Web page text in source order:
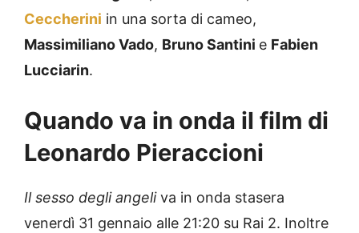
Ceccherini in una sorta di cameo,
Massimiliano Vado, Bruno Santini e Fabien
Lucciarin.
Quando va in onda il film di
Leonardo Pieraccioni
Il sesso degli angeliva in onda stasera
venerdì 31 gennaio alle 21:20 su Rai 2. Inoltre